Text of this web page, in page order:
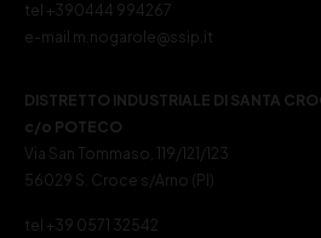
tel +390444 994267
e-mail m.nogarole@ssip.it
DISTRETTO INDUSTRIALE DI SANTA
c/o POTECO
Via San Tommaso, 119/121/123
56029 S. Croce s/Arno (PI)
tel +39 0571 32542